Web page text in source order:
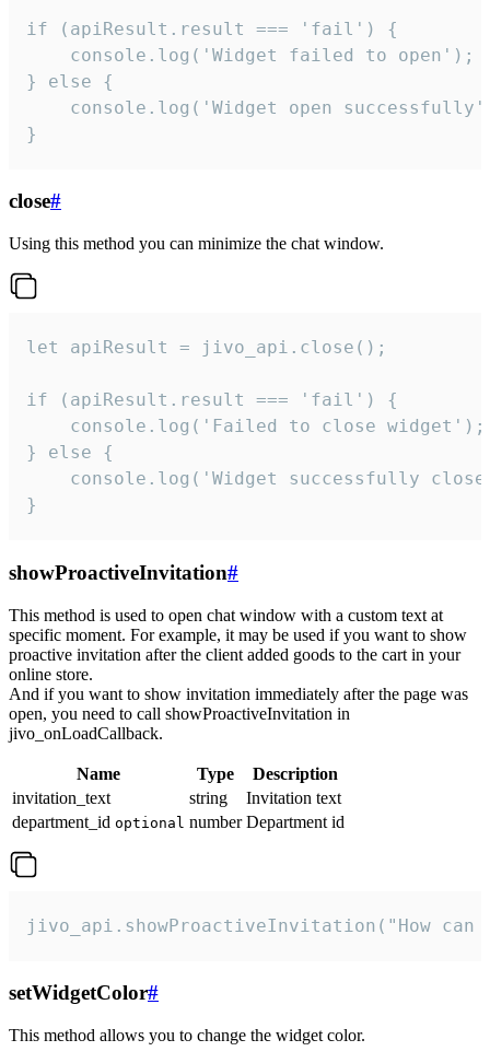
if (apiResult.result === 'fail') {
    console.log('Widget failed to open');
} else {
console.log('Widget open
}
close#
Using this method you can minimize the chat window.
let apiResult = jivo_api.close();
if (apiResult.result === 'fail') {
    console.log('Failed to close widget');
} else {
console.log('Widget successfully
}
showProactiveInvitation#
This method is used to open chat window with a custom text at
specific moment. For example, it may be used if you want to show
proactive invitation after the client added goods to the cart in your
online store.
And if you want to show invitation immediately after the page was
open, you need to call showProactiveInvitation in
jivo_onLoadCallback.
Name Type
Description
invitation_text
string
Invitation text
department_id optional number Department id
jivo_api.showProactiveInvitation("How
setWidgetColor#
This method allows you to change the widget color.